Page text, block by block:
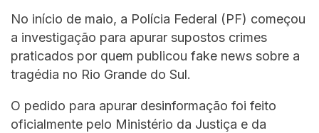
No início de maio, a Polícia Federal (PF) começou
a investigação para apurar supostos crimes
praticados por quem publicou fake news sobre a
tragédia no Rio Grande do Sul.
O pedido para apurar desinformação foi feito
oficialmente pelo Ministério da Justiça e da